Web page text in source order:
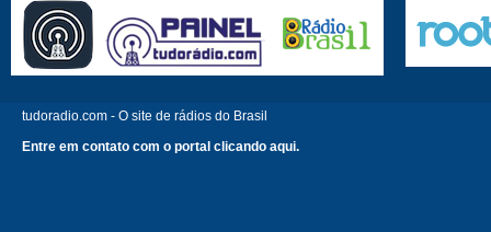
tudoradio.com - O site de rádios do Brasil
Entre em contato com o portal clicando aqui.